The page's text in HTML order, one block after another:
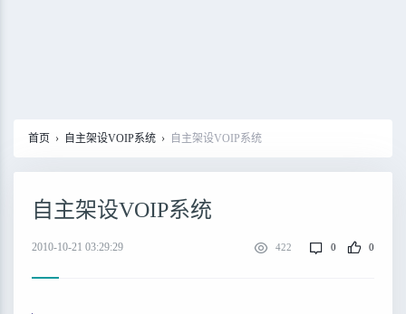
首页 › 自主架设VOIP系统 › 自主架设VOIP系统
自主架设VOIP系统
2010-10-21 03:29:29 422 0 0